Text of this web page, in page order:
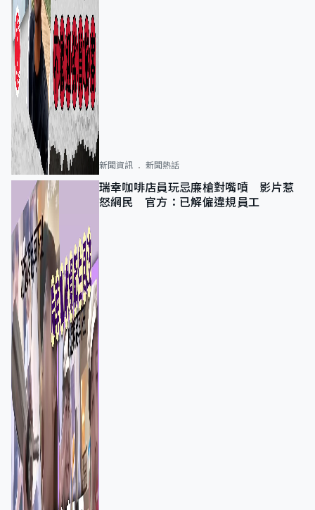
新聞資訊 新聞熱話
瑞幸咖啡店員玩忌廉槍對嘴噴 影片惹
怒網民 官方：已解僱違規員工